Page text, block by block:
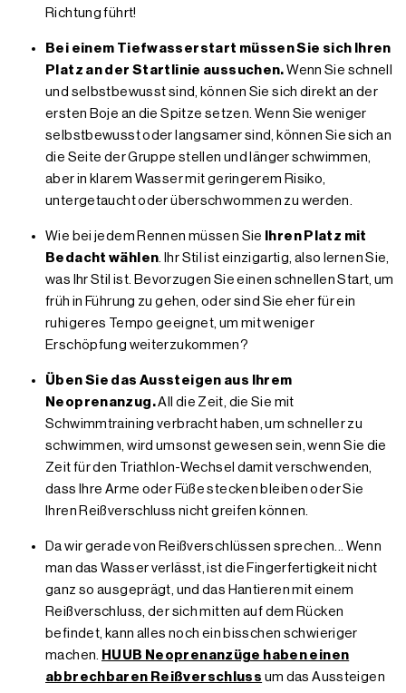
Richtung führt!
Bei einem Tiefwasserstart müssen Sie sich Ihren
Platz an der Startlinie aussuchen. Wenn Sie schnell
und selbstbewusst sind, können Sie sich direkt an der
ersten Boje an die Spitze setzen. Wenn Sie weniger
selbstbewusst oder langsamer sind, können Sie sich an
die Seite der Gruppe stellen und länger schwimmen,
aber in klarem Wasser mit geringerem Risiko,
untergetaucht oder überschwommen zu werden.
Wie bei jedem Rennen müssen Sie
Ihren Platz mit
Bedacht wählen. Ihr Stil ist einzigartig, also lernen Sie,
was Ihr Stil ist. Bevorzugen Sie einen schnellen Start, um
früh in Führung zu gehen, oder sind Sie eher für ein
ruhigeres Tempo geeignet, um mit weniger
Erschöpfung weiterzukommen?
Üben Sie das Aussteigen aus Ihrem
Neoprenanzug.All die Zeit, die Sie mit
Schwimmtraining verbracht haben, um schneller zu
schwimmen, wird umsonst gewesen sein, wenn Sie die
Zeit für den Triathlon-Wechsel damit verschwenden,
dass Ihre Arme oder Füße stecken bleiben oder Sie
Ihren Reißverschluss nicht greifen können.
Da wir gerade von Reißverschlüssen sprechen... Wenn
man das Wasser verlässt, ist die Fingerfertigkeit nicht
ganz so ausgeprägt, und das Hantieren mit einem
Reißverschluss, der sich mitten auf dem Rücken
befindet, kann alles noch ein bisschen schwieriger
machen. HUUB Neoprenanzüge haben einen
abbrechbaren Reißverschluss um das Aussteigen